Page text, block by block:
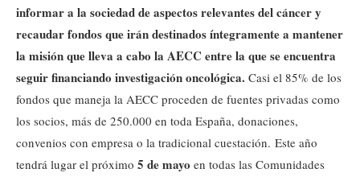
informar a la sociedad de aspectos relevantes del cáncer y
recaudar fondos que irán destinados íntegramente a mantener
la misión que lleva a cabo la AECC entre la que se encuentra
seguir financiando investigación oncológica. Casi el 85% de los
fondos que maneja la AECC proceden de fuentes privadas como
los socios, más de 250.000 en toda España, donaciones,
convenios con empresa o la tradicional cuestación. Este año
tendrá lugar el próximo 5 de mayo en todas las Comunidades